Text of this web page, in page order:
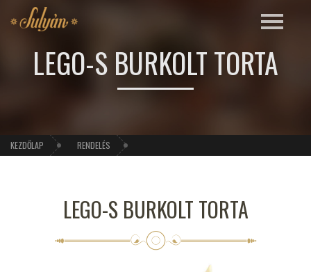
LEGO-S BURKOLT TORTA
KEZDŐLAP RENDELÉS
LEGO-S BURKOLT TORTA